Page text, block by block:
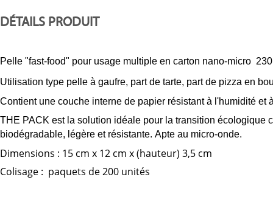
DÉTAILS PRODUIT
Pelle "fast-food" pour usage multiple en carton nano-micro
Utilisation type pelle à gaufre, part de tarte, part de pizza en
Contient une couche interne de papier résistant à l'humidité
THE PACK est la solution idéale pour la transition écologique
biodégradable, légère et résistante. Apte au micro-onde.
Dimensions : 15 cm x 12 cm x (hauteur) 3,5 cm
Colisage : paquets de 200 unités